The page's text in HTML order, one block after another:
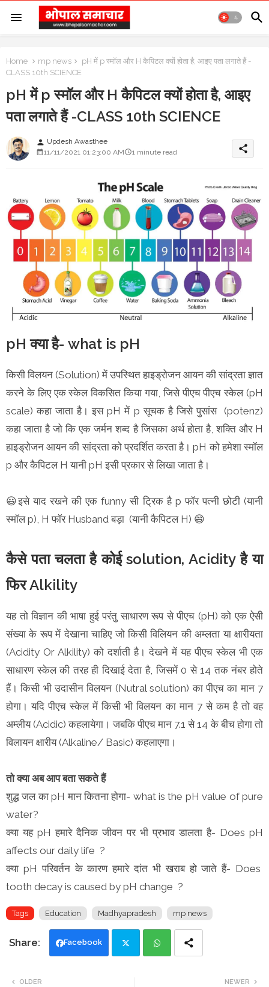
Home mp news
pH में p स्मॉल और H कैपिटल क्यों होता है, आइए पता लगाते हैं -
CLASS 10th SCIENCE
pH में p स्मॉल और H कैपिटल क्यों होता है, आइए
पता लगाते हैं -CLASS 10th SCIENCE
person Updesh Awasthee
11/11/2021 01:23:00 AM
1 minute read share
pH क्या है- what is pH
किसी विलयन (Solution) में उपस्थित हाइड्रोजन आयन की सांद्रता ज्ञात
करने के लिए एक स्केल विकसित किया गया, जिसे पीएच पीएच स्केल (pH
scale) कहा जाता है। इस pH में p सूचक है जिसे पुसांस (potenz)
कहा जाता है जो कि एक जर्मन शब्द है जिसका अर्थ होता है, शक्ति और H
हाइड्रोजन आयन की सांद्रता को प्रदर्शित करता है। pH को हमेशा स्मॉल
p और कैपिटल H यानी pH इसी प्रकार से लिखा जाता है।
😃इसे याद रखने की एक funny सी ट्रिक है p फॉर पत्नी छोटी (यानी
स्मॉल p), H फॉर Husband बड़ा (यानी कैपिटल H) 😄
कैसे पता चलता है कोई solution, Acidity है या
फिर Alkility
यह तो विज्ञान की भाषा हुई परंतु साधारण रूप से पीएच (pH) को एक ऐसी
संख्या के रूप में देखाना चाहिए जो किसी विलियन की अम्लता या क्षारीयता
(Acidity Or Alkility) को दर्शाती है। देखने में यह पीएच स्केल भी एक
साधारण स्केल की तरह ही दिखाई देता है, जिसमें 0 से 14 तक नंबर होते
हैं। किसी भी उदासीन विलयन (Nutral solution) का पीएच का मान 7
होगा। यदि पीएच स्केल में किसी भी विलयन का मान 7 से कम है तो वह
अम्लीय (Acidic) कहलायेगा। जबकि पीएच मान 7.1 से 14 के बीच होगा तो
विलायन क्षारीय (Alkaline/ Basic) कहलाएगा।
तो क्या अब आप बता सकते हैं
शुद्ध जल का pH मान कितना होगा- what is the pH value of pure
water?
क्या यह pH हमारे दैनिक जीवन पर भी प्रभाव डालता है- Does pH
affects our daily life ?
क्या pH परिवर्तन के कारण हमारे दांत भी खराब हो जाते हैं- Does
tooth decay is caused by pH change ?
Tags Education Madhyapradesh mp news
Facebook
NEWER
OLDER